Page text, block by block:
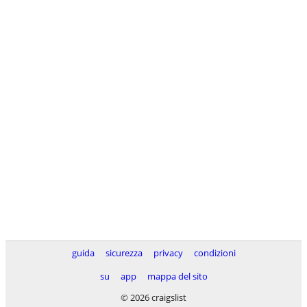
guida sicurezza privacy
condizioni
su
app
mappa del sito
© 2026 craigslist